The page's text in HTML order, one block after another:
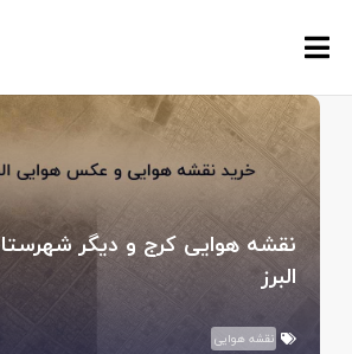
نقشه هوایی کرج و دیگر
البرز
نقشه هوایی